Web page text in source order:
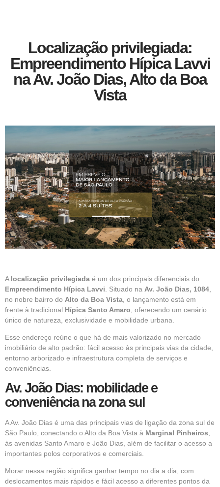
Localização privilegiada:
Empreendimento Hípica Lavvi
na Av. João Dias, Alto da Boa
Vista
A localização privilegiada é um dos principais diferenciais do
Empreendimento Hípica Lavvi . Situado na Av. João Dias, 1084
no nobre bairro do Alto da Boa Vista , o lançamento está em
frente à tradicional Hípica Santo Amaro , oferecendo um cenário
único de natureza, exclusividade e mobilidade urbana.
Esse endereço reúne o que há de mais valorizado no mercado
imobiliário de alto padrão: fácil acesso às principais vias da cidade,
entorno arborizado e infraestrutura completa de serviços e
conveniências.
Av. João Dias: mobilidade e
conveniência na zona sul
A Av. João Dias é uma das principais vias de ligação da zona sul de
São Paulo, conectando o Alto da Boa Vista à Marginal Pinheiros
às avenidas Santo Amaro e João Dias, além de facilitar o acesso a
importantes polos corporativos e comerciais.
Morar nessa região significa ganhar tempo no dia a dia, com
deslocamentos mais rápidos e fácil acesso a diferentes pontos da